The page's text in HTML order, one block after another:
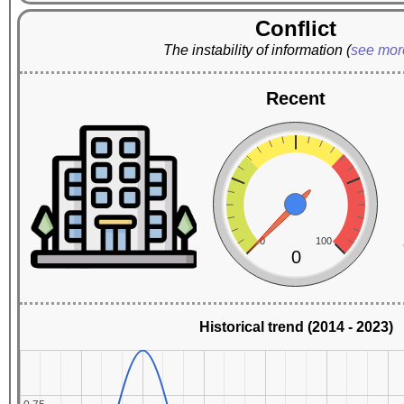
Conflict
The instability of information (see
Recent
0 100
0
Historical trend (2014 - 2023)